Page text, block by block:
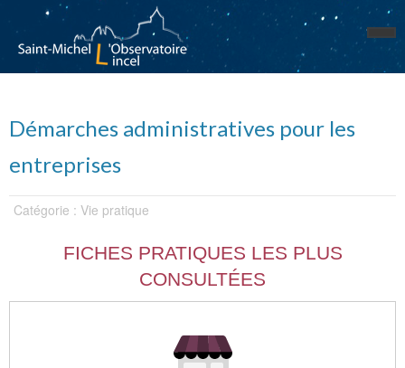
Démarches administratives pour les
entreprises
Catégorie : Vie pratique
FICHES PRATIQUES LES PLUS
CONSULTÉES